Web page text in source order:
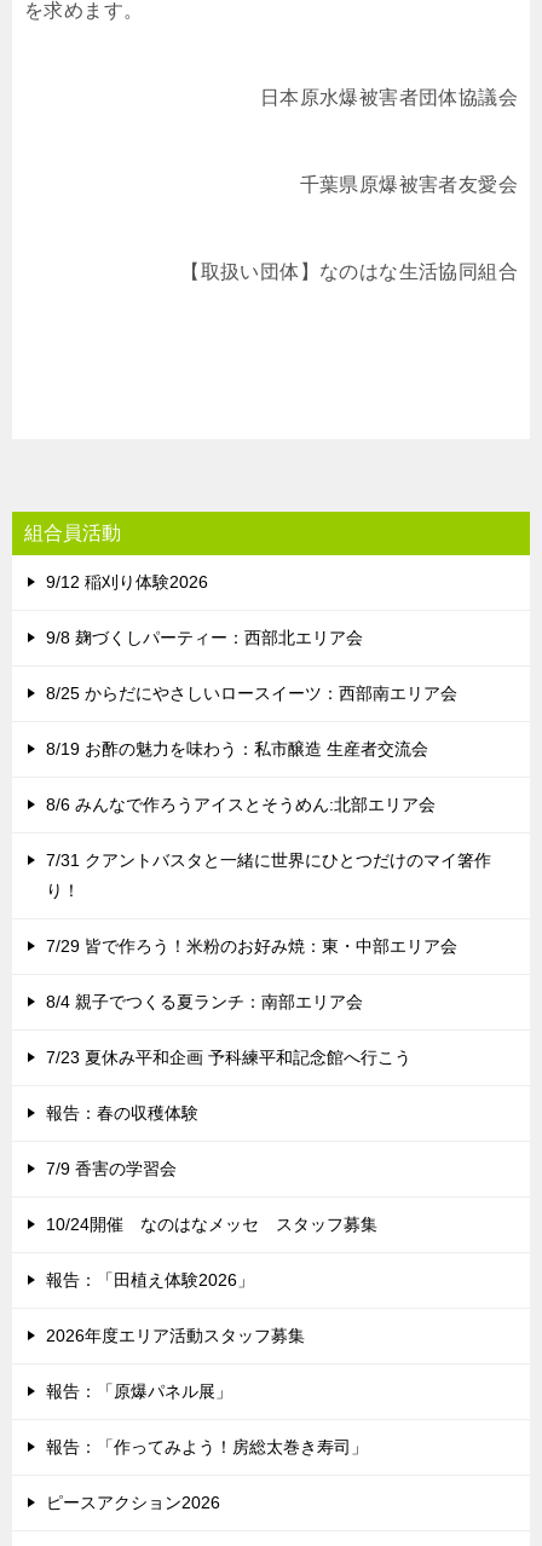
を求めます。
日本原水爆被害者団体協議会
千葉県原爆被害者友愛会
【取扱い団体】なのはな生活協同組合
組合員活動
9/12 稲刈り体験2026
9/8 麹づくしパーティー：西部北エリア会
8/25 からだにやさしいロースイーツ：西部南エリア会
8/19 お酢の魅力を味わう：私市醸造 生産者交流会
8/6 みんなで作ろうアイスとそうめん:北部エリア会
7/31 クアントバスタと一緒に世界にひとつだけのマイ箸作
り！
7/29 皆で作ろう！米粉のお好み焼：東・中部エリア会
8/4 親子でつくる夏ランチ：南部エリア会
7/23 夏休み平和企画 予科練平和記念館へ行こう
報告：春の収穫体験
7/9 香害の学習会
10/24開催 なのはなメッセ スタッフ募集
報告：「田植え体験2026」
2026年度エリア活動スタッフ募集
報告：「原爆パネル展」
報告：「作ってみよう！房総太巻き寿司」
ピースアクション2026